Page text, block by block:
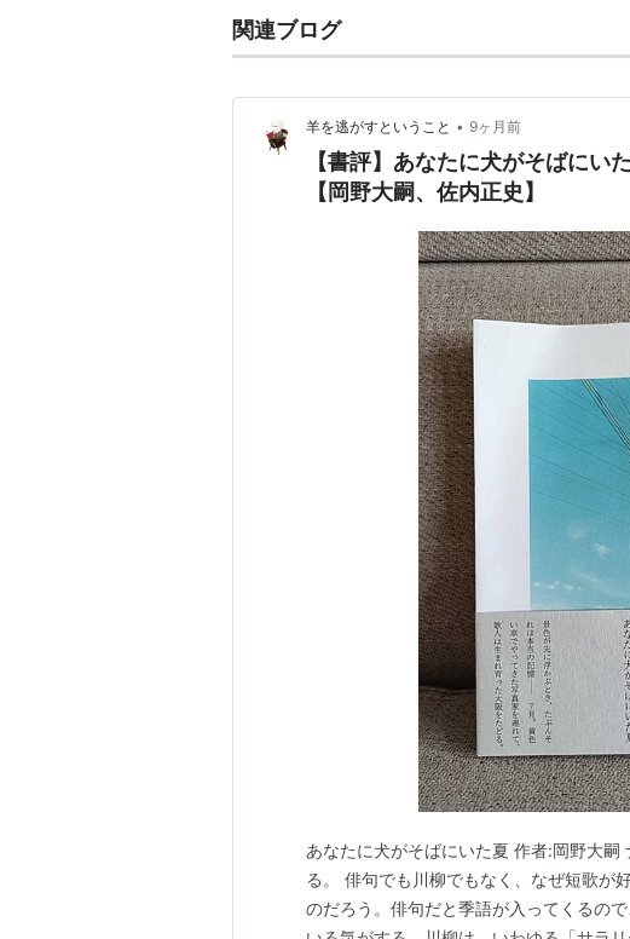
関連ブログ
羊を逃がすということ • 9ヶ月前
【書評】あなたに犬がそばにい
【岡野大嗣、佐内正史】
あなたに犬がそばにいた夏 作者:岡野大
る。 俳句でも川柳でもなく、なぜ短歌が
のだろう。俳句だと季語が入ってくるの